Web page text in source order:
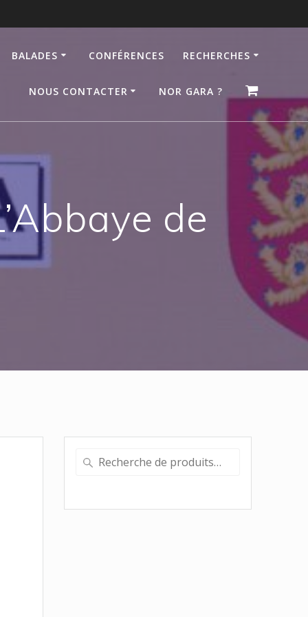
BALADES CONFÉRENCES RECHERCHES
NOUS CONTACTER NOR GARA ?
de
Recherche
pour :